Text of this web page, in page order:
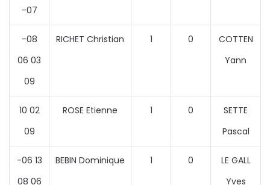
-07
-08
06 03
09
RICHET Christian 1 0
COTTEN
Yann
10 02
09
ROSE Etienne 1 0
SETTE
Pascal
-06 13
08 06
BEBIN Dominique 1 0
LE GALL
Yves